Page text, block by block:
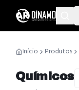
Início Produtos
Químicos